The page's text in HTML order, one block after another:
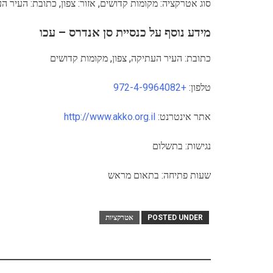
סוג אטרקציה: מקומות קדושים, אזור: צפון, כתובת: העיר
מידע נוסף על כנסיית סן אנדרס – עכו
כתובת: העיר העתיקה, צפון, מקומות קדושים
טלפון: +972-4-9964082
אתר אינטרנט: http://www.akko.org.il
נגישות: בתשלום
שעות פתיחה: בתאום מראש
POSTED UNDER אטרקציות